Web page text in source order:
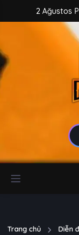
2 Ağustos Pazar
Trang chủ Diễn